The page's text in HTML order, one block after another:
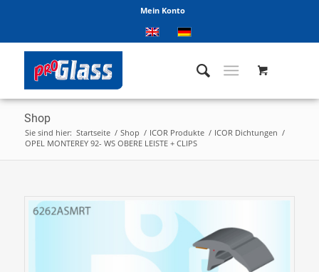
Mein Konto
Shop
Sie sind hier: Startseite / Shop / ICOR Produkte / ICOR Dichtungen /
OPEL MONTEREY 92- WS OBERE LEISTE + CLIPS